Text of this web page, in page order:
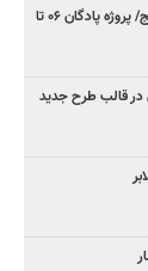
تصویب پارکینگ- پناهگاه‌ها در کمیسیون ماده پنج/ پروژه پادگان ۰۶ تا
در قالب طرح جدید